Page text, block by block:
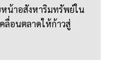
น้าอสังหาริมทรัพย์ใน
ลื่อนตลาดให้ก้าวสู่